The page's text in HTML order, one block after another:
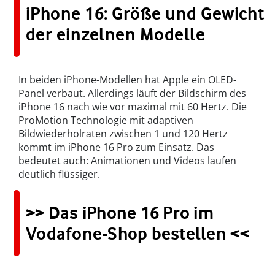
iPhone 16: Größe und Gewicht
der einzelnen Modelle
In beiden iPhone-Modellen hat Apple ein OLED-
Panel verbaut. Allerdings läuft der Bildschirm des
iPhone 16 nach wie vor maximal mit 60 Hertz. Die
ProMotion Technologie mit adaptiven
Bildwiederhol­raten zwischen 1 und 120 Hertz
kommt im iPhone 16 Pro zum Einsatz. Das
bedeutet auch: Animationen und Videos laufen
deutlich flüssiger.
>> Das iPhone 16 Pro im
Vodafone-Shop bestellen <<